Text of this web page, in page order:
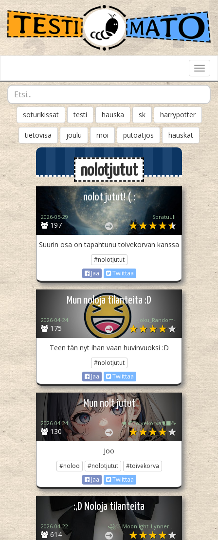
soturikissat testi hauska sk harrypotter
tietovisa joulu moi putoatjos hauskat
nolotjutut
nolot jutut! ( :
197
2026-05-29 Soratuuli
Suurin osa on tapahtunu toivekorvan kanssa
#nolotjutut
Jaa
Twiittaa
Mun noloja tilanteita :D
175
2026-04-24 -Joku_Random-
Teen tän nyt ihan vaan huvinvuoksi :D
#nolotjutut
Jaa
Twiittaa
Mun nolt jutut
130
2026-04-24 🍁🍂Toivekorva🐈‍⬛☕
Joo
#noloo #nolotjutut
#toivekorva
Jaa
Twiittaa
:,D Noloja tilanteita
614
2026-04-22 ꧁♡ Moonlight_Lynner_Lover ♡꧂